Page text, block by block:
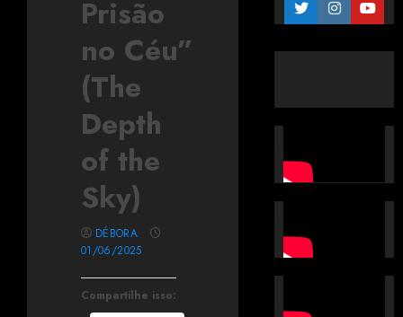
Prisão
no Céu”
(The
Depth
of the
Sky)
Compartilhe isso:
DÉBORA
01/06/2025